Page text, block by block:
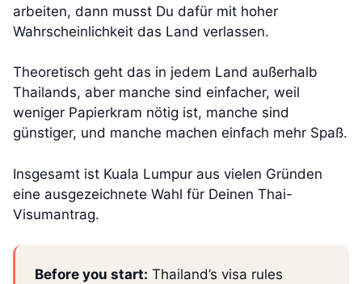
arbeiten, dann musst Du dafür mit hoher
Wahrscheinlichkeit das Land verlassen.
Theoretisch geht das in jedem Land außerhalb
Thailands, aber manche sind einfacher, weil
weniger Papierkram nötig ist, manche sind
günstiger, und manche machen einfach mehr Spaß.
Insgesamt ist Kuala Lumpur aus vielen Gründen
eine ausgezeichnete Wahl für Deinen Thai-
Visumantrag.
Before you start: Thailand’s visa rules